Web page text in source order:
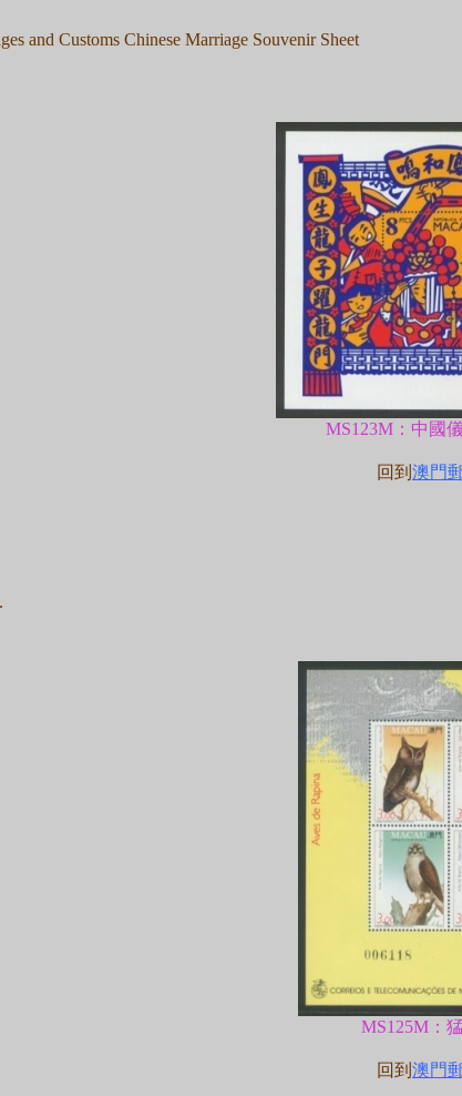
and Customs Chinese Marriage Souvenir Sheet
MS123M：中國
回到 澳門
MS125M：
回到 澳門